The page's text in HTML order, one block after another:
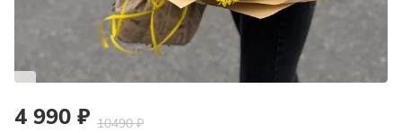
10490 ₽
4 990 ₽